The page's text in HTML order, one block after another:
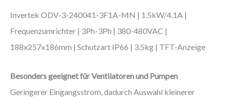
Invertek ODV-3-240041-3F1A-MN | 1.5kW/4.1A |
Frequenzumrichter | 3Ph-3Ph | 380-480VAC |
188x257x186mm | Schutzart IP66 | 3.5kg | TFT-Anzeige
Besonders geeignet für Ventilatoren und Pumpen
Geringerer Eingangsstrom, dadurch Auswahl kleinerer